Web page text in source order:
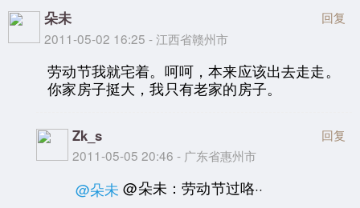
朵未
2011-05-02 16:25 - 江西省赣州市
回复
劳动节我就宅着。呵呵，本来应该出去走走。
你家房子挺大，我只有老家的房子。
Zk_s
2011-05-05 20:46 - 广东省惠州市
回复
@朵未 @朵未：劳动节过咯··